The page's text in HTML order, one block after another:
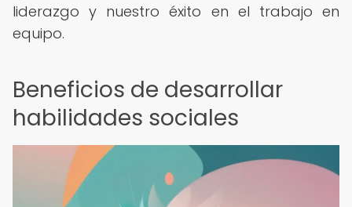
liderazgo y nuestro éxito en el trabajo en
equipo.
Beneficios de desarrollar
habilidades sociales